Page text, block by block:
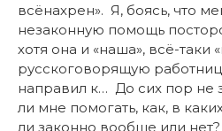
всёнахрен». Я, боясь, что
незаконную помощь
хотя она и «наша», всё-таки
русскоговорящую
направил к… До сих пор
ли мне помогать, как, в
ли законно вообще или